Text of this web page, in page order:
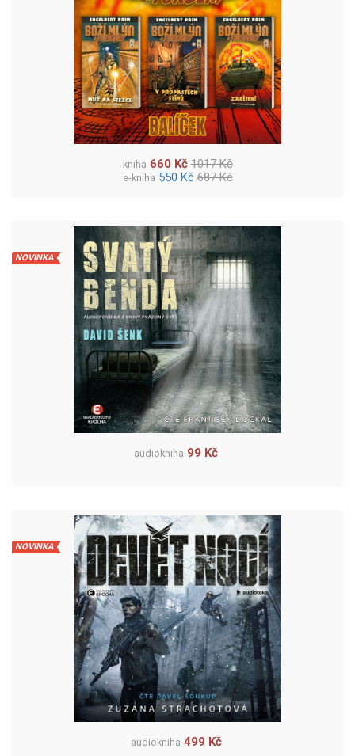
kniha 660 Kč 1017 Kč
e-kniha 550 Kč 687 Kč
NOVINKA
audiokniha 99 Kč
NOVINKA
audiokniha 499 Kč